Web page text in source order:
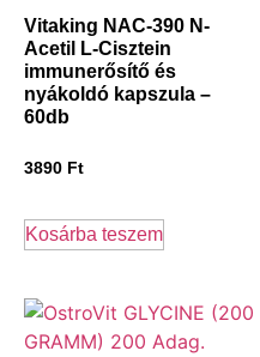
Vitaking NAC-390 N-
Acetil L-Cisztein
immunerősítő és
nyákoldó kapszula –
60db
3890 Ft
Kosárba teszem